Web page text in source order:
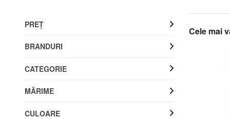
Cele mai
PREŢ
BRANDURI
CATEGORIE
MĂRIME
CULOARE